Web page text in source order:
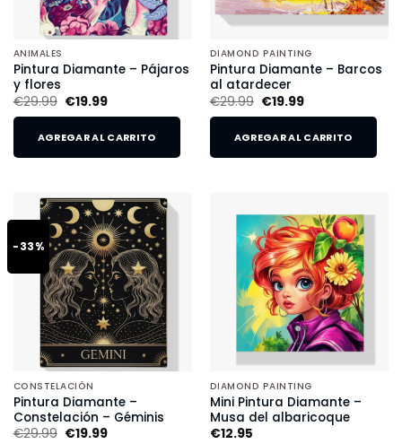
ANIMALES
Pintura Diamante – Pájaros
y flores
€29.99 €19.99
AGREGAR AL CARRITO
DIAMOND PAINTING
Pintura Diamante – Barcos
al atardecer
€29.99 €19.99
AGREGAR AL CARRITO
-33%
CONSTELACIÓN
Pintura Diamante –
Constelación – Géminis
€29.99 €19.99
DIAMOND PAINTING
Mini Pintura Diamante –
Musa del albaricoque
€12.95